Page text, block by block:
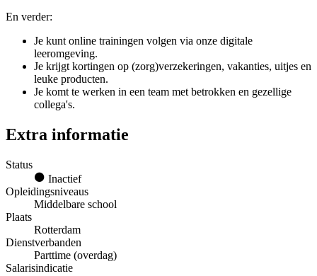
En verder:
Je kunt online trainingen volgen via onze digitale
leeromgeving.
Je krijgt kortingen op (zorg)verzekeringen, vakanties, uitjes en
leuke producten.
Je komt te werken in een team met betrokken en gezellige
collega's.
Extra informatie
Status
Inactief
Opleidingsniveaus
Middelbare school
Plaats
Rotterdam
Dienstverbanden
Parttime (overdag)
Salarisindicatie